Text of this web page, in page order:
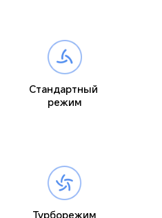
Стандартный
режим
Турборежим